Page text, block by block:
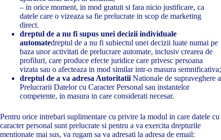
– in orice moment, in mod gratuit si fara nicio justificare, ca
datele care o vizeaza sa fie prelucrate in scop de marketing
direct.
dreptul de a nu fi supus unei decizii individuale
automatedreptul de a nu fi subiectul unei decizii luate numai pe
baza unor activitati de prelucrare automate, inclusiv crearea de
profiluri, care produce efecte juridice care privesc persoana
vizata sau o afecteaza in mod similar intr-o masura semnificativa;
dreptul de a va adresa Autoritatii Nationale de supraveghere a
Prelucrarii Datelor cu Caracter Personal sau instantelor
competente, in masura in care considerati necesar.
Pentru orice intrebari suplimentare cu privire la modul in care datele cu
caracter personal sunt prelucrate si pentru a va exercita drepturile
mentionate mai sus, va rugam sa va adresati la adresa de email: